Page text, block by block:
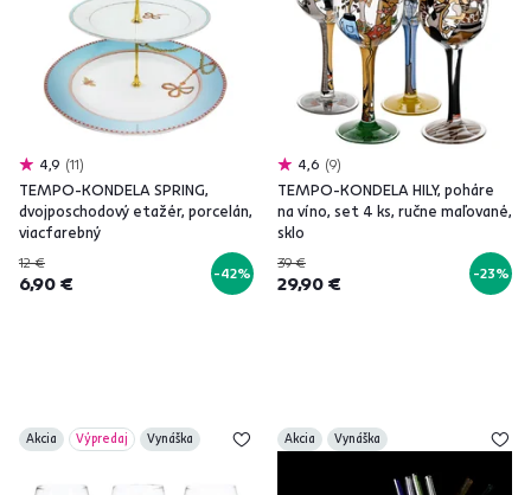
4,9 11
TEMPO-KONDELA SPRING,
dvojposchodový etažér, porcelán,
viacfarebný
12 €
6,90 € -42%
4,6 9
TEMPO-KONDELA HILY, poháre
na víno, set 4 ks, ručne maľované,
sklo
39 €
29,90 € -23%
Akcia Výpredaj Vynáška Akcia Vynáška